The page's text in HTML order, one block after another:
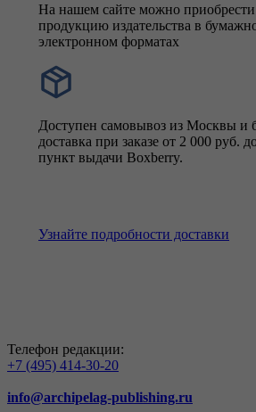
На нашем сайте можно
продукцию издательства в
электронном форматах
Доступен самовывоз из Москвы и
доставка при заказе от 2 000 руб.
пункт выдачи Boxberry.
Узнайте подробности доставки
Телефон редакции:
+7 (495) 414-30-20
info@archipelag-publishing.ru